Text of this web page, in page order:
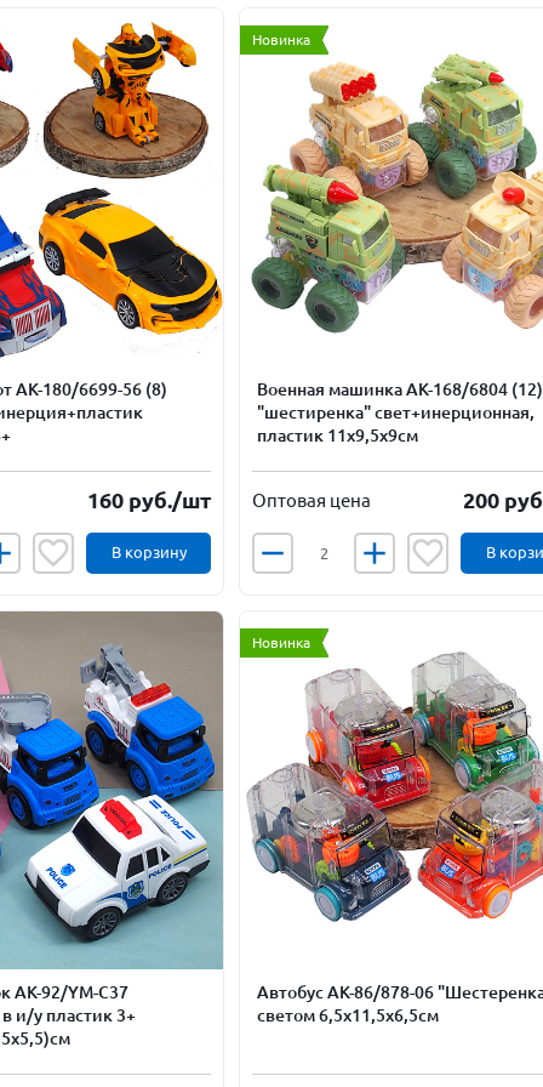
АК-180/6699-56 (8)
160 руб./шт
В корзину
Новинка
Военная машинка АК-168/6804 (12)
"шестиренка" свет+инерционная,
пластик 11х9,5х9см
Оптовая цена 200
В
АК-92/YM-C37
и/у пластик 3+
Новинка
Автобус АК-86/878-06
светом 6,5х11,5х6,5см